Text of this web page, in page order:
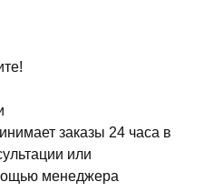
заказы 24 часа в
или
менеджера